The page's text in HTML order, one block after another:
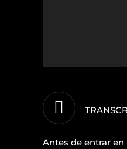
Antes de entrar